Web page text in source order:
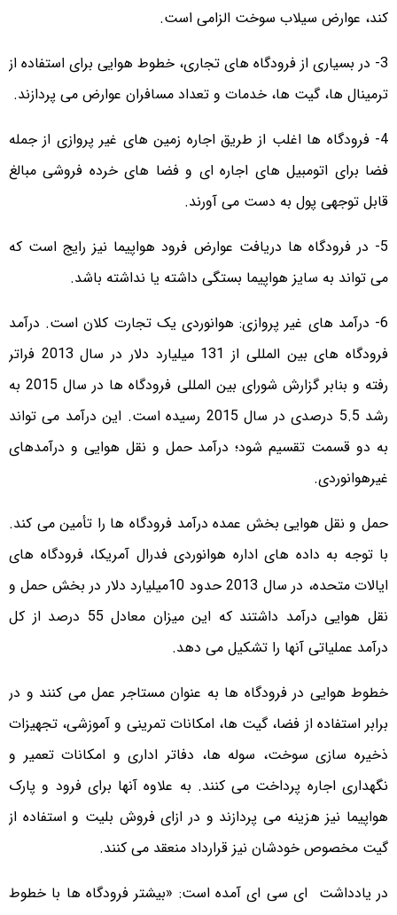
کند، عوارض سیلاب سوخت الزامی است.
3- در بسیاری از فرودگاه های تجاری، خطوط هوایی برای استفاده از
ترمینال ها، گیت ها، خدمات و تعداد مسافران عوارض می پردازند.
4- فرودگاه ها اغلب از طریق اجاره زمین های غیر پروازی از جمله
فضا برای اتومبیل های اجاره ای و فضا های خرده فروشی مبالغ
قابل توجهی پول به دست می آورند.
5- در فرودگاه ها دریافت عوارض فرود هواپیما نیز رایج است که
می تواند به سایز هواپیما بستگی داشته یا نداشته باشد.
6- درآمد های غیر پروازی: هوانوردی یک تجارت کلان است. درآمد
فرودگاه های بین المللی از 131 میلیارد دلار در سال 2013 فراتر
رفته و بنابر گزارش شورای بین المللی فرودگاه ها در سال 2015 به
رشد 5.5 درصدی در سال 2015 رسیده است. این درآمد می تواند
به دو قسمت تقسیم شود؛ درآمد حمل و نقل هوایی و درآمدهای
غیرهوانوردی.
حمل و نقل هوایی بخش عمده درآمد فرودگاه ها را تأمین می کند.
با توجه به داده های اداره هوانوردی فدرال آمریکا، فرودگاه های
ایالات متحده، در سال 2013 حدود 10میلیارد دلار در بخش حمل و
نقل هوایی درآمد داشتند که این میزان معادل 55 درصد از کل
درآمد عملیاتی آنها را تشکیل می دهد.
خطوط هوایی در فرودگاه ها به عنوان مستاجر عمل می کنند و در
برابر استفاده از فضا، گیت ها، امکانات تمرینی و آموزشی، تجهیزات
ذخیره سازی سوخت، سوله ها، دفاتر اداری و امکانات تعمیر و
نگهداری اجاره پرداخت می کنند. به علاوه آنها برای فرود و پارک
هواپیما نیز هزینه می پردازند و در ازای فروش بلیت و استفاده از
گیت مخصوص خودشان نیز قرارداد منعقد می کنند.
در یادداشت ای سی ای آمده است: «بیشتر فرودگاه ها با خطوط